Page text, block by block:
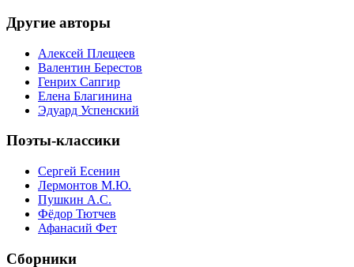
Другие авторы
Алексей Плещеев
Валентин Берестов
Генрих Сапгир
Елена Благинина
Эдуард Успенский
Поэты-классики
Сергей Есенин
Лермонтов М.Ю.
Пушкин А.С.
Фёдор Тютчев
Афанасий Фет
Сборники